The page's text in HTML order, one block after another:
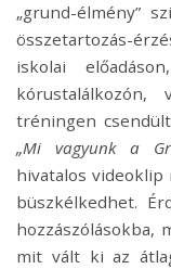
„grund-élmény”
összetartozás-
iskolai
kórustalálkozón,
tréningen
„Mi vagyunk a
hivatalos
büszkélkedhet.
hozzászólásokba,
mit vált ki az